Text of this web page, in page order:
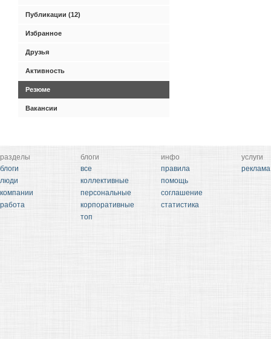
Публикации (12)
Избранное
Друзья
Активность
Резюме
Вакансии
разделы
блоги
люди
компании
работа
блоги
все
коллективные
персональные
корпоративные
топ
инфо
правила
помощь
соглашение
статистика
услуги
реклама